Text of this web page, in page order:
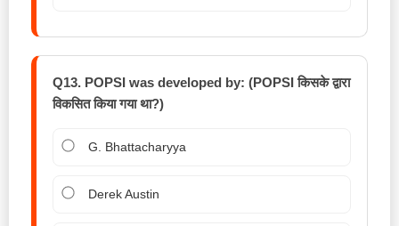
Q13. POPSI was developed by: (POPSI किसके द्वारा
विकसित किया गया था?)
G. Bhattacharyya
Derek Austin